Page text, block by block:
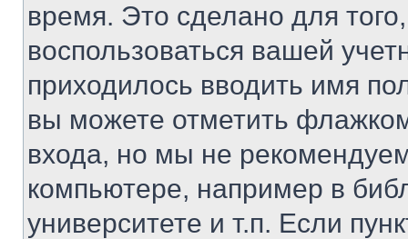
время. Это сделано для
воспользоваться вашей
приходилось вводить имя
вы можете отметить
входа, но мы не
компьютере, например в
университете и т.п. Если